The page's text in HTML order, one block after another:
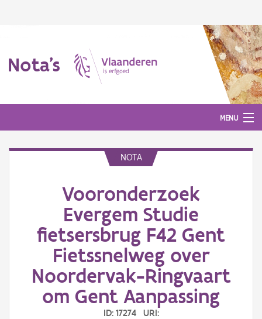
Nota's
MENU
NOTA
Vooronderzoek
Evergem Studie
fietsersbrug F42 Gent
Fietssnelweg over
Noordervak-Ringvaart
om Gent Aanpassing
ID: 17274 URI: